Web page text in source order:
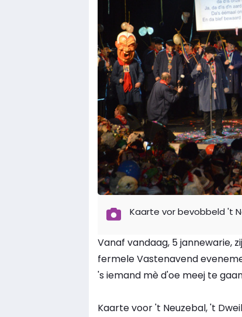
Kaarte vor bevobbeld 't
Vanaf vandaag, 5 jannewarie,
fermele Vastenavend
's iemand mè d'oe meej te
Kaarte voor 't Neuzebal, 't